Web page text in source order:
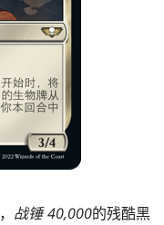
战锤 40,000的残酷黑